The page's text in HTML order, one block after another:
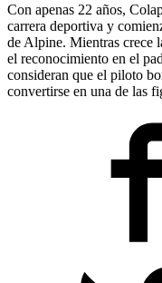
Con apenas 22 años,
carrera deportiva y
de Alpine. Mientras crece
el reconocimiento en el
consideran que el piloto
convertirse en una de las